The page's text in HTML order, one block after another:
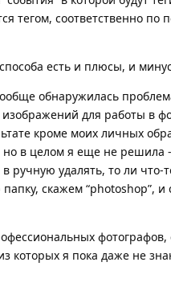
тегом, соответственно по
есть и плюсы, и
обнаружилась
для работы в
кроме моих личных
в целом я еще не решила
ручную удалять, то ли что-
скажем “photoshop”,
которых я пока даже не